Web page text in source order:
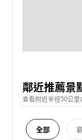
鄰近推薦景
查看附近半徑50公
全部